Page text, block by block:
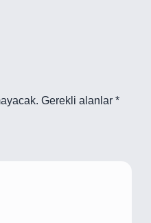
Gerekli alanlar *